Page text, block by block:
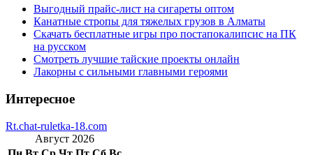
Выгодный прайс-лист на сигареты оптом
Канатные стропы для тяжелых грузов в Алматы
Скачать бесплатные игры про постапокалипсис на ПК
на русском
Смотреть лучшие тайские проекты онлайн
Лакорны с сильными главными героями
Интересное
Rt.chat-ruletka-18.com
Август 2026